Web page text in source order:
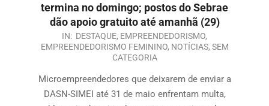
termina no domingo; postos do Sebrae
dão apoio gratuito até amanhã (29)
IN: DESTAQUE, EMPREENDEDORISMO,
EMPREENDEDORISMO FEMININO, NOTÍCIAS, SEM
CATEGORIA
Microempreendedores que deixarem de enviar a
DASN-SIMEI até 31 de maio enfrentam multa,